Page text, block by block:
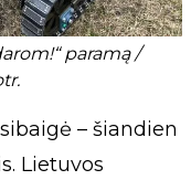
paramą /
– šiandien
Lietuvos